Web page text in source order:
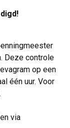
Deze controle
op een
één uur. Voor
via